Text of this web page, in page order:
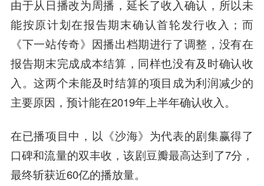
由于从日播改为周播，延长了收入确认，所以未
能按原计划在报告期末确认首轮发行收入；而
《下一站传奇》因播出档期进行了调整，没有在
报告期末完成成本结算，同样也没有及时确认收
入。这两个未能及时结算的项目成为利润减少的
主要原因，预计能在2019年上半年确认收入。
在已播项目中，以《沙海》为代表的剧集赢得了
口碑和流量的双丰收，该剧豆瓣最高达到了7分，
最终斩获近60亿的播放量。